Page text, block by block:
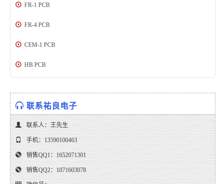
FR-1 PCB
FR-4 PCB
CEM-1 PCB
HB PCB
联系祐良电子
联系人：王先生
手机：13590100463
销售QQ1：1652071301
销售QQ2：1071603078